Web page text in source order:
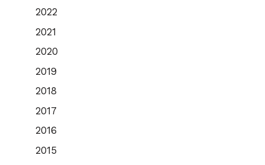
2022
2021
2020
2019
2018
2017
2016
2015